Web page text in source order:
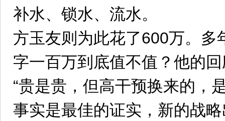
补水、锁水、流水。
方玉友则为此花了600万。多
字一百万到底值不值？他的
“贵是贵，但高干预换来的，
事实是最佳的证实，新的战